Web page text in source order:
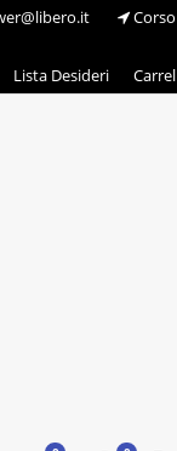
Corso
Lista Desideri